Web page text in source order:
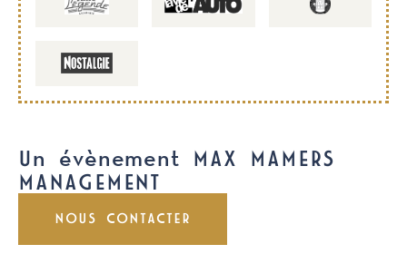
Un évènement MAX MAMERS
MANAGEMENT
NOUS CONTACTER